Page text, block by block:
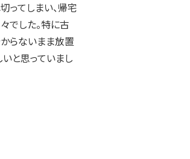
ってしまい、帰宅
でした。特に古
らないまま放置
と思っていまし